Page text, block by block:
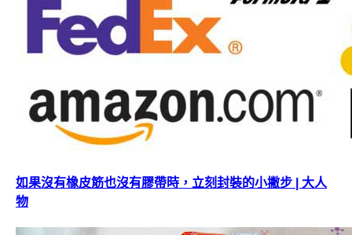
如果沒有橡皮筋也沒有膠帶時，立刻封裝的小撇步 | 大人
物